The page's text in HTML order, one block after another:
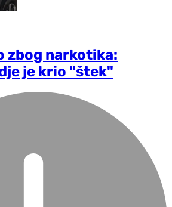
zbog narkotika:
je krio "štek"